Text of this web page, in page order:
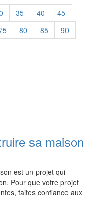
35 40
45
80 85
90
sa maison
est un projet qui
Pour que votre projet
faites confiance aux